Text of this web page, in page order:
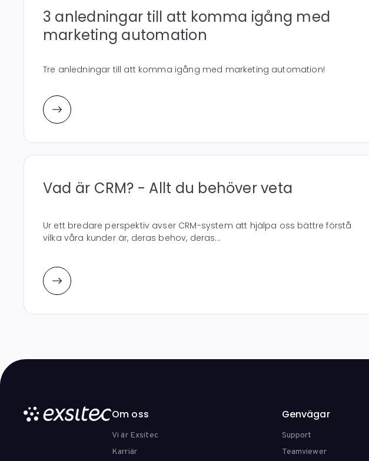
3 anledningar till att komma igång med
marketing automation
Tre anledningar till att komma igång med marketing automation!
Vad är CRM? - Allt du behöver veta
Ur ett bredare perspektiv avser CRM-system att hjälpa oss bättre förstå
vilka våra kunder är, deras behov, deras...
Om oss
Vi är Exsitec
Karriär
Genvägar
Support
Teamviewer